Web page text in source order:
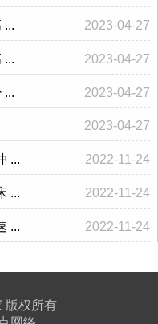
2023-04-27
...
2023-04-27
...
2023-04-27
...
2023-04-27
2022-11-24
...
2022-11-24
...
2022-11-24
...
版权所有